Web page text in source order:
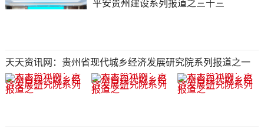
平安贵州建设系列报道之三十三
天天资讯网：贵州省现代城乡经济发展研究院系列报道之一